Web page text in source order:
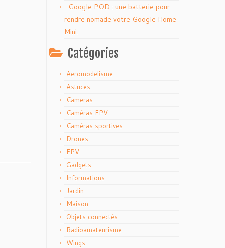
Google POD : une batterie pour
rendre nomade votre Google Home
Mini.
Catégories
Aeromodelisme
Astuces
Cameras
Caméras FPV
Caméras sportives
Drones
FPV
Gadgets
Informations
Jardin
Maison
Objets connectés
Radioamateurisme
Wings